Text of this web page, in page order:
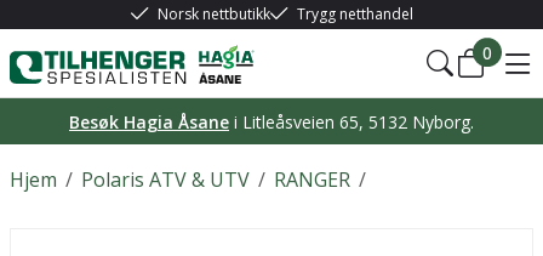
Norsk nettbutikk Trygg netthandel
0
Besøk Hagia Åsane i Litleåsveien 65, 5132 Nyborg.
/
Hjem /
Polaris ATV & UTV /
RANGER